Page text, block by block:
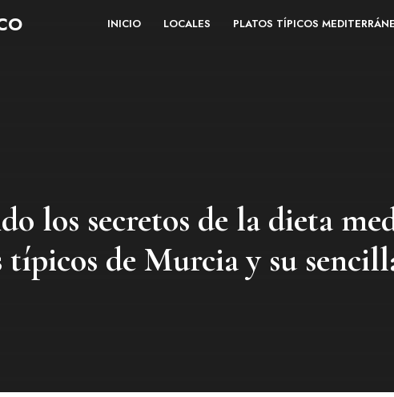
INICIO LOCALES PLATOS TÍPICOS
los secretos de la dieta
típicos de Murcia y su